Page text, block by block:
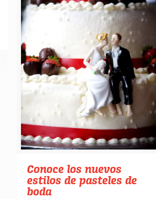
Conoce los nuevos
estilos de pasteles de
boda